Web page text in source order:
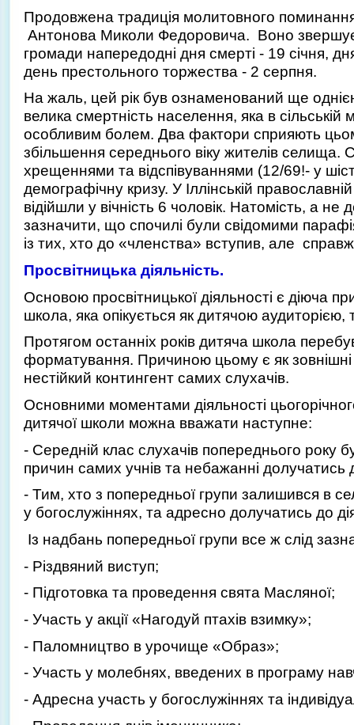
Продовжена традиція молитовного
Антонова Миколи Федоровича. Воно
громади напередодні дня смерті - 19 січня,
день престольного торжества - 2 серпня.
На жаль, цей рік був ознаменований ще
велика смертність населення, яка в сільській
особливим болем. Два фактори сприяють
збільшення середнього віку жителів селища.
хрещеннями та відспівуваннями (12/69!- у
демографічну кризу. У Іллінській
відійшли у вічність 6 чоловік. Натомість, а
зазначити, що спочилі були свідомими
із тих, хто до «членства» вступив, але
Просвітницька діяльність.
Основою просвітницької діяльності є діюча
школа, яка опікується як дитячою аудиторією,
Протягом останніх років дитяча школа
форматування. Причиною цьому є як зовнішні
нестійкий контингент самих слухачів.
Основними моментами діяльності
дитячої школи можна вважати наступне:
- Середній клас слухачів попереднього року
причин самих учнів та небажанні долучатись
- Тим, хто з попередньої групи залишився в
у богослужіннях, та адресно долучатись до
Із надбань попередньої групи все ж слід
- Різдвяний виступ;
- Підготовка та проведення свята Масляної;
- Участь у акції «Нагодуй птахів взимку»;
- Паломництво в урочище «Образ»;
- Участь у молебнях, введених в програму
- Адресна участь у богослужіннях та